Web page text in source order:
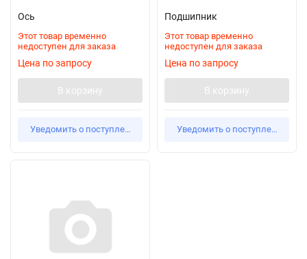
Ось
Этот товар временно
недоступен для заказа
Цена по запросу
В корзину
Уведомить о поступлении
Подшипник
Этот товар временно
недоступен для заказа
Цена по запросу
В корзину
Уведомить о поступлении